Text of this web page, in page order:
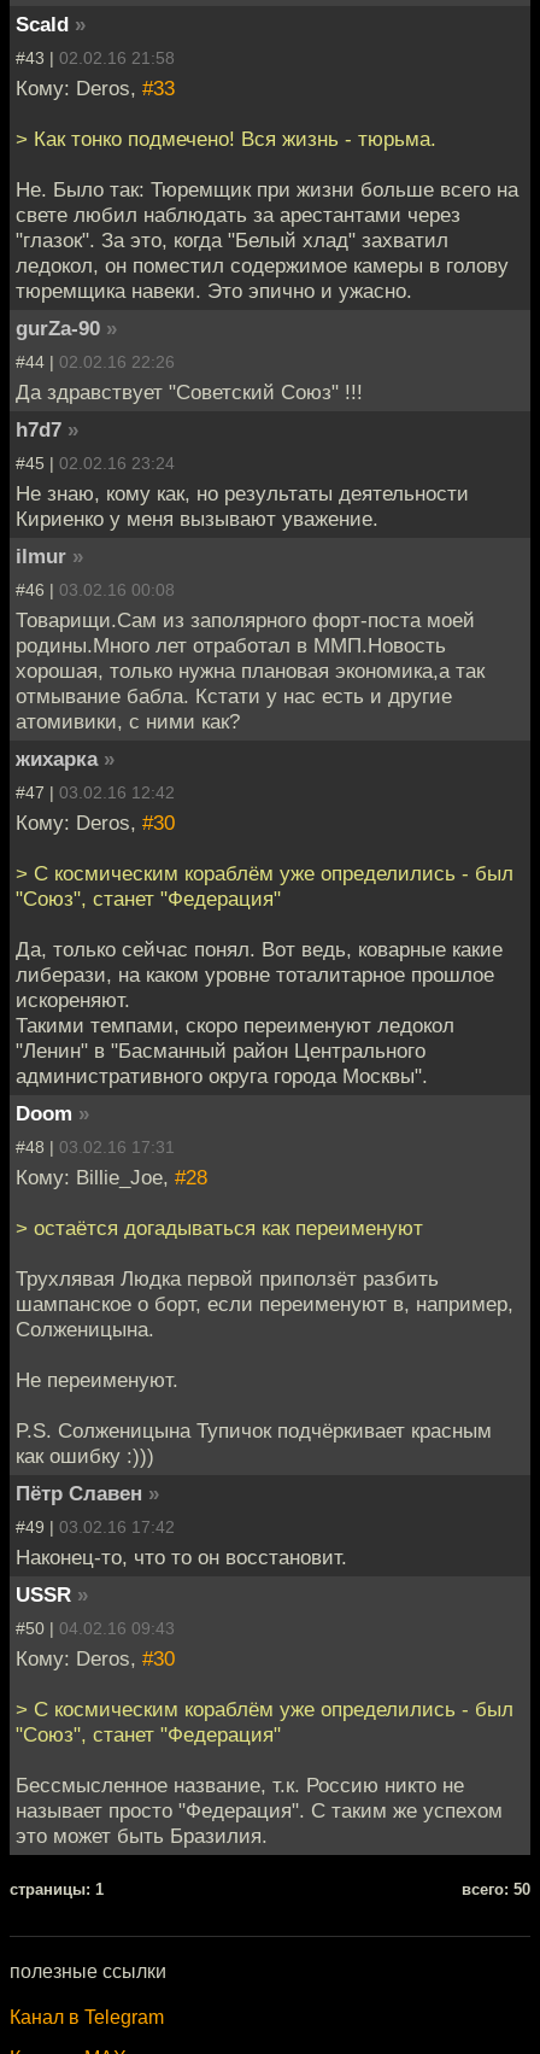
Scald »
#43 | 02.02.16 21:58
Кому: Deros, #33
> Как тонко подмечено! Вся жизнь - тюрьма.
Не. Было так: Тюремщик при жизни больше всего на
свете любил наблюдать за арестантами через
"глазок". За это, когда "Белый хлад" захватил
ледокол, он поместил содержимое камеры в голову
тюремщика навеки. Это эпично и ужасно.
gurZa-90 »
#44 | 02.02.16 22:26
Да здравствует "Советский Союз" !!!
h7d7 »
#45 | 02.02.16 23:24
Не знаю, кому как, но результаты деятельности
Кириенко у меня вызывают уважение.
ilmur »
#46 | 03.02.16 00:08
Товарищи.Сам из заполярного форт-поста моей
родины.Много лет отработал в ММП.Новость
хорошая, только нужна плановая экономика,а так
отмывание бабла. Кстати у нас есть и другие
атомивики, с ними как?
жихарка »
#47 | 03.02.16 12:42
Кому: Deros, #30
> С космическим кораблём уже определились - был
"Союз", станет "Федерация"
Да, только сейчас понял. Вот ведь, коварные какие
либерази, на каком уровне тоталитарное прошлое
искореняют.
Такими темпами, скоро переименуют ледокол
"Ленин" в "Басманный район Центрального
административного округа города Москвы".
Doom »
#48 | 03.02.16 17:31
Кому: Billie_Joe, #28
> остаётся догадываться как переименуют
Трухлявая Людка первой приползёт разбить
шампанское о борт, если переименуют в, например,
Солженицына.
Не переименуют.
P.S. Солженицына Тупичок подчёркивает красным
как ошибку :)))
Пётр Славен »
#49 | 03.02.16 17:42
Наконец-то, что то он восстановит.
USSR »
#50 | 04.02.16 09:43
Кому: Deros, #30
> С космическим кораблём уже определились - был
"Союз", станет "Федерация"
Бессмысленное название, т.к. Россию никто не
называет просто "Федерация". С таким же успехом
это может быть Бразилия.
cтраницы: 1 всего: 50
полезные ссылки
Канал в Telegram